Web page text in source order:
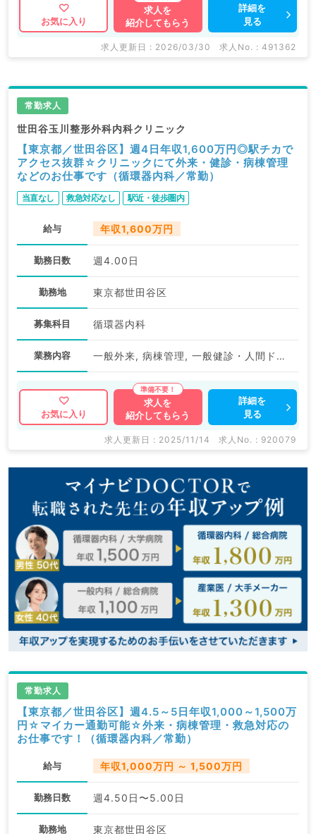
お気に入り
求人を
紹介してもらう
詳細を
見る
求人更新日 : 2026/03/30 求人No. : 491362
常勤求人
世田谷玉川整形外科内科クリニック
【東京都／世田谷区】週4日年収1,600万円◎駅チカで
アクセス抜群☆クリニックにて外来・健診・病棟管理
などのお仕事です（循環器内科／常勤）
当直なし 救急対応なし 駅近・徒歩圏内
給与 年収1,600万円
勤務日数 週4.00日
勤務地 東京都世田谷区
募集科目 循環器内科
業務内容 一般外来, 病棟管理, 一般健診・人間ドック
お気に入り
求人を
紹介してもらう
詳細を
見る
求人更新日 : 2025/11/14 求人No. : 920079
常勤求人
【東京都／世田谷区】週4.5～5日年収1,000～1,500万
円☆マイカー通勤可能☆外来・病棟管理・救急対応の
お仕事です！（循環器内科／常勤）
給与 年収1,000万円 ～ 1,500万円
勤務日数 週4.50日〜5.00日
勤務地 東京都世田谷区